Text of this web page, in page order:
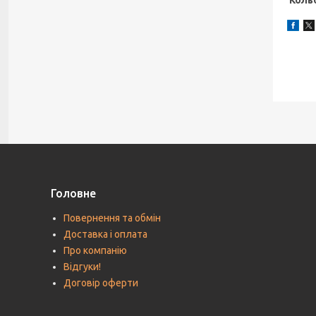
Головне
Повернення та обмін
Доставка і оплата
Про компанію
Відгуки!
Договір оферти